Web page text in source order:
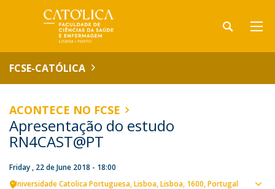
FCSE-CATÓLICA
ACONTECE NO FCSE
Apresentação do estudo
RN4CAST@PT
Friday , 22 de June 2018 - 18:00
Universidade Catolica Portuguesa Lisboa Lisboa 1600 Portugal